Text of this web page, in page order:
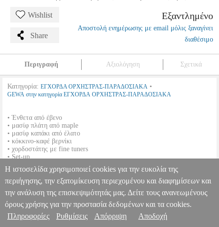
Wishlist
Share
Εξαντλημένο
Αποστολή ενημέρωσης με email μόλις ξαναγίνει
διαθέσιμο
Περιγραφή Αξιολόγηση Σχετικά
Κατηγορία: ΕΓΧΟΡΔΑ ΟΡΧΗΣΤΡΑΣ-ΠΑΡΑΔΟΣΙΑΚΑ •
GEWA στην κατηγορία ΕΓΧΟΡΔΑ ΟΡΧΗΣΤΡΑΣ-ΠΑΡΑΔΟΣΙΑΚΑ
• Ένθετα από έβενο
• μασίφ πλάτη από maple
• μασίφ καπάκι από έλατο
• κόκκινο-καφέ βερνίκι
• χορδοστάτης με fine tuners
• Set-up
GEWAPURE ΒΙΟΛΙ ΕW 1/2 MSC.000199 MSC.000199
GEWA ΕΓΧΟΡΔΑ ΟΡΧΗΣΤΡΑΣ-ΠΑΡΑΔΟΣΙΑΚΑ Κατηγορία:
ΕΓΧΟΡΔΑ ΟΡΧΗΣΤΡΑΣ-ΠΑΡΑΔΟΣΙΑΚΑ
•GEWA στην κατηγορία ΕΓΧΟΡΔΑ ΟΡΧΗΣΤΡΑΣ-
ΠΑΡΑΔΟΣΙΑΚΑ • Ένθετα από έβενο • μασίφ πλάτη από maple •
μασίφ καπάκι από έλατο • κόκκινο-καφέ βερνίκι • χορδοστάτης με
Πληροφορίες & Υπηρεσίες >
Η ιστοσελίδα χρησιμοποιεί cookies για την ευκολία της
περιήγησης, την εξατομίκευση περιεχομένου και διαφημίσεων και
την ανάλυση της επισκεψιμότητάς μας. Δείτε τους ανανεωμένους
όρους χρήσης για την προστασία δεδομένων και τα cookies.
Πληροφορίες
Ρυθμίσεις Απόρριψη Αποδοχή